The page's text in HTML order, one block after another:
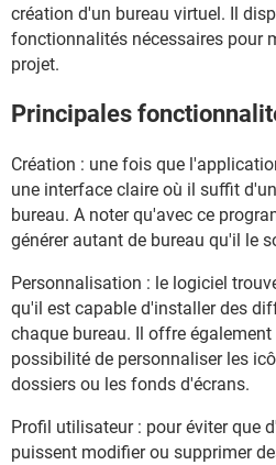
création d'un bureau virtuel. Il
fonctionnalités nécessaires pour
projet.
Principales
Création : une fois que
une interface claire où il suffit
bureau. A noter qu'avec ce
générer autant de bureau qu'il le
Personnalisation : le logiciel
qu'il est capable d'installer des
chaque bureau. Il offre
possibilité de personnaliser les
dossiers ou les fonds d'écrans.
Profil utilisateur : pour éviter que
puissent modifier ou supprimer